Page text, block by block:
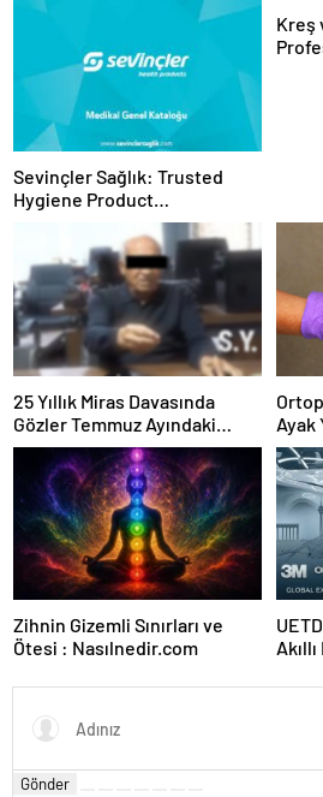
Sevinçler Sağlık: Trusted
Hygiene Product
Manufacturer in Turkey
Kreş
25 Yıllık Miras Davasında
Gözler Temmuz Ayındaki
Karar Duruşmasına Çevrildi
Ayak
Zihnin Gizemli Sınırları ve
Ötesi : Nasılnedir.com
Gönder